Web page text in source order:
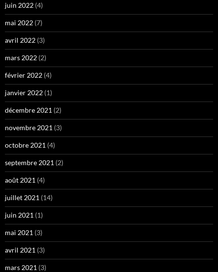
juin 2022 (4)
mai 2022 (7)
avril 2022 (3)
mars 2022 (2)
février 2022 (4)
janvier 2022 (1)
décembre 2021 (2)
novembre 2021 (3)
octobre 2021 (4)
septembre 2021 (2)
août 2021 (4)
juillet 2021 (14)
juin 2021 (1)
mai 2021 (3)
avril 2021 (3)
mars 2021 (3)